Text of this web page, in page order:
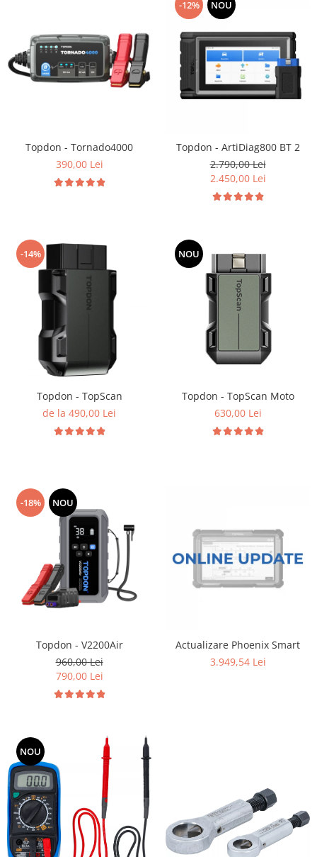
Topdon - Tornado4000
390,00 Lei
-12% NOU
Topdon - ArtiDiag800 BT 2
2.790,00 Lei
2.450,00 Lei
-14%
Topdon - TopScan
de la 490,00 Lei
NOU
Topdon - TopScan Moto
630,00 Lei
-18% NOU
Topdon - V2200Air
960,00 Lei
790,00 Lei
Actualizare Phoenix Smart
3.949,54 Lei
NOU